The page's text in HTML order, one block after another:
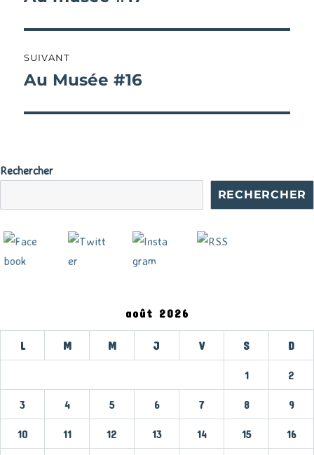
SUIVANT
Publication
Au Musée #16
Rechercher
RECHERCHER
août 2026
L M M J V S D
1 2
3 4 5 6 7 8 9
10 11 12 13 14 15 16